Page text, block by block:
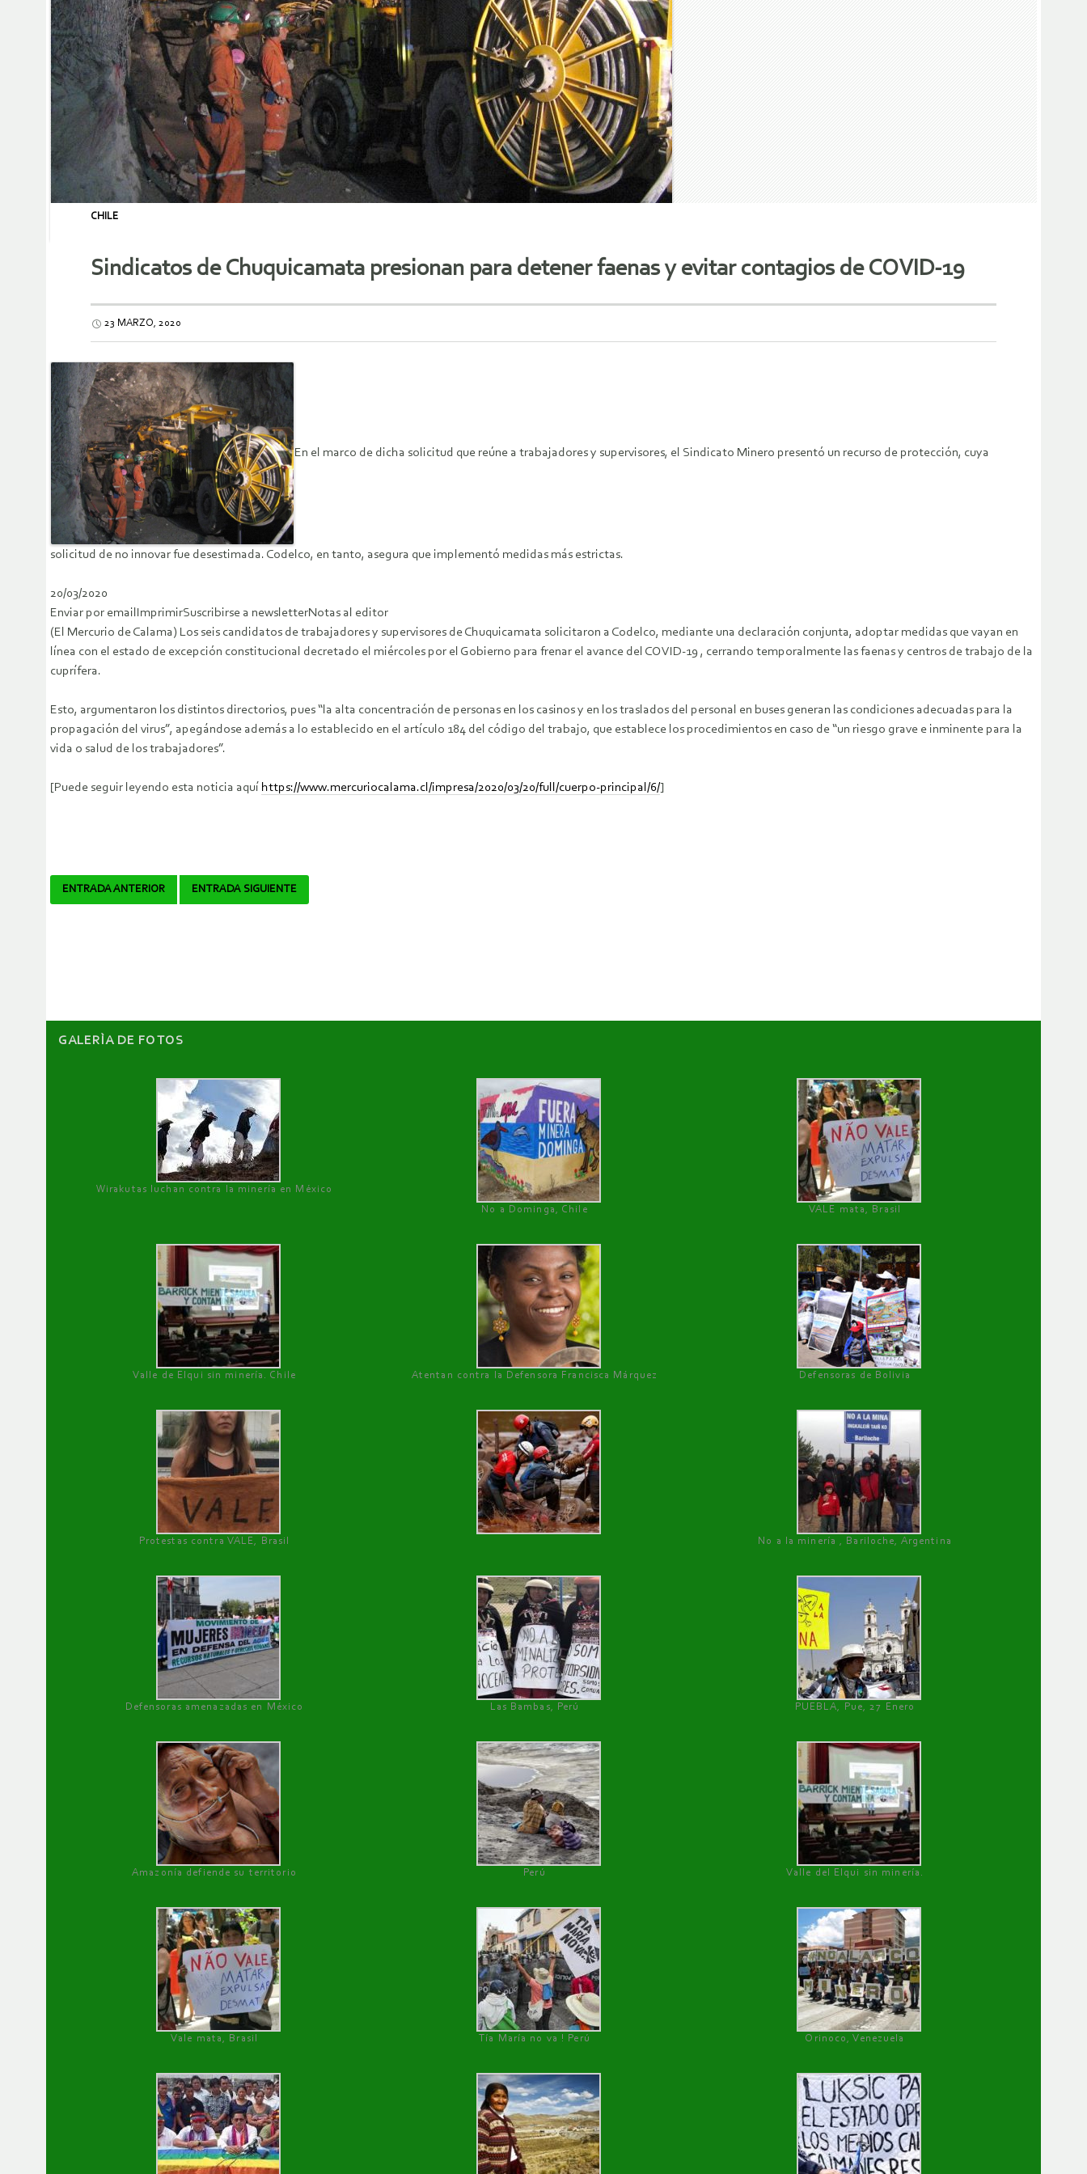
CHILE
Sindicatos de Chuquicamata presionan para detener faenas y evitar contagios de COVID-19
23 MARZO, 2020
En el marco de dicha solicitud que reúne a trabajadores y supervisores, el Sindicato Minero presentó un recurso de protección, cuya
solicitud de no innovar fue desestimada. Codelco, en tanto, asegura que implementó medidas más estrictas.
20/03/2020
Enviar por emailImprimirSuscribirse a newsletterNotas al editor
(El Mercurio de Calama) Los seis candidatos de trabajadores y supervisores de Chuquicamata solicitaron a Codelco, mediante una declaración conjunta, adoptar medidas que vayan en
línea con el estado de excepción constitucional decretado el miércoles por el Gobierno para frenar el avance del COVID-19 , cerrando temporalmente las faenas y centros de trabajo de la
cuprífera.
Esto, argumentaron los distintos directorios, pues “la alta concentración de personas en los casinos y en los traslados del personal en buses generan las condiciones adecuadas para la
propagación del virus”, apegándose además a lo establecido en el artículo 184 del código del trabajo, que establece los procedimientos en caso de “un riesgo grave e inminente para la
vida o salud de los trabajadores”.
[Puede seguir leyendo esta noticia aquí https://www.mercuriocalama.cl/impresa/2020/03/20/full/cuerpo-principal/6/]
Navegador
ENTRADA ANTERIOR ENTRADA SIGUIENTE
GALERÌA DE FOTOS
Wirakutas luchan contra la minería en México
No a Dominga, Chile
VALE mata, Brasil
Valle de Elqui sin minería. Chile Atentan contra la Defensora Francisca Márquez Defensoras de Bolivia
Protestas contra VALE, Brasil No a la minería , Bariloche, Argentina
Defensoras amenazadas en México Las Bambas, Perú PUEBLA, Pue, 27 Enero
Amazonía defiende su territorio Perú Valle del Elqui sin minería.
Vale mata, Brasil Tía María no va ! Perú Orinoco, Venezuela